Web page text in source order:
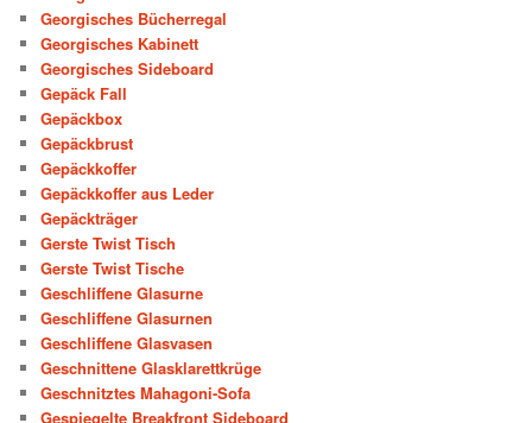
Georgisches Bücherregal
Georgisches Kabinett
Georgisches Sideboard
Gepäck Fall
Gepäckbox
Gepäckbrust
Gepäckkoffer
Gepäckkoffer aus Leder
Gepäckträger
Gerste Twist Tisch
Gerste Twist Tische
Geschliffene Glasurne
Geschliffene Glasurnen
Geschliffene Glasvasen
Geschnittene Glasklarettkrüge
Geschnitztes Mahagoni-Sofa
Gespiegelte Breakfront Sideboard